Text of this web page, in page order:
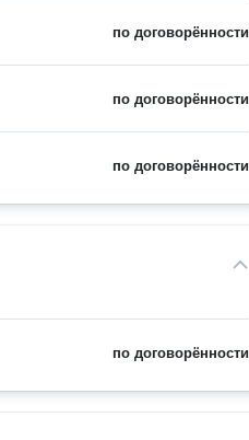
по договорённости
по договорённости
по договорённости
по договорённости